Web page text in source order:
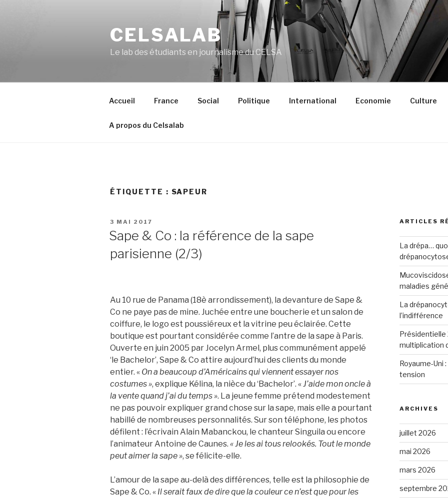
CELSALAB
Le lab des étudiants en journalisme du CELSA
Accueil France Social Politique International Economie Culture
A propos du Celsalab
ÉTIQUETTE : SAPEUR
PUBLIÉ
LE
3 MAI 2017
Sape & Co : la référence de la sape
parisienne (2/3)
Au 10 rue de Panama (18è arrondissement), la devanture de Sape &
Co ne paye pas de mine. Juchée entre une boucherie et un salon de
coiffure, le logo est poussiéreux et la vitrine peu éclairée. Cette
boutique est pourtant considérée comme l’antre de la sape à Paris.
Ouverte en juin 2005 par Jocelyn Armel, plus communément appelé
‘le Bachelor’, Sape & Co attire aujourd’hui des clients du monde
entier. « On a beaucoup d’Américains qui viennent essayer nos
costumes », explique Kélina, la nièce du ‘Bachelor’. «J’aide mon oncle à
la vente quand j’ai du temps ». La jeune femme prétend modestement
ne pas pouvoir expliquer grand chose sur la sape, mais elle a pourtant
habillé de nombreuses personnalités. Sur son téléphone, les photos
défilent : l’écrivain Alain Mabanckou, le chanteur Singuila ou encore
l’animateur Antoine de Caunes. « Je les ai tous relookés. Tout le monde
peut aimer la sape », se félicite-elle.
L’amour de la sape au-delà des différences, telle est la philosophie de
Sape & Co. « Ilserait faux de dire que la couleur ce n’est que pour les
ARTICLES
La drépa…
maladies
La
l’indifférence
Présidentielle
multiplication
Royaume-Uni
tension
ARCHIVES
juillet 2026
mai 2026
mars 2026
septembre